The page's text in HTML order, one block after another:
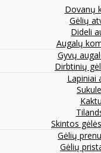
Dovanų
Gėlių
Dideli
Augalų
Gyvų
Dirbtinių
Lapiniai
Skintos
Gėlių
Gėlių